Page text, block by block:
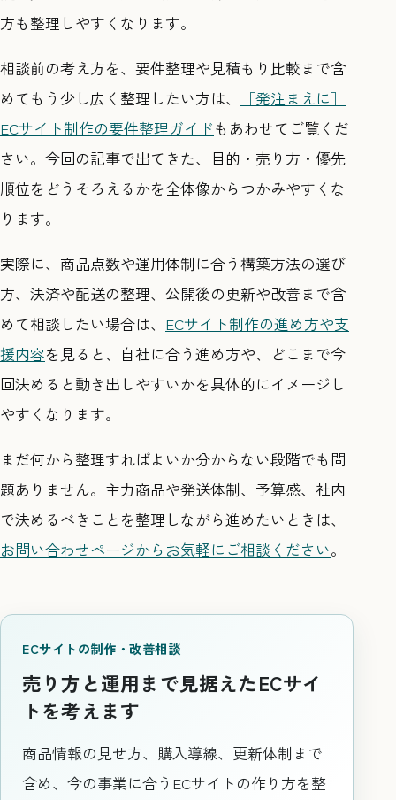
方も整理しやすくなります。
相談前の考え方を、要件整理や見積もり比較まで含
めてもう少し広く整理したい方は、
［発注まえに］
ECサイト制作の要件整理ガイドもあわせてご覧くだ
さい。今回の記事で出てきた、目的・売り方・優先
順位をどうそろえるかを全体像からつかみやすくな
ります。
実際に、商品点数や運用体制に合う構築方法の選び
方、決済や配送の整理、公開後の更新や改善まで含
めて相談したい場合は、 ECサイト制作の進め方や支
援内容を見ると、自社に合う進め方や、どこまで今
回決めると動き出しやすいかを具体的にイメージし
やすくなります。
まだ何から整理すればよいか分からない段階でも問
題ありません。主力商品や発送体制、予算感、社内
で決めるべきことを整理しながら進めたいときは、
お問い合わせページからお気軽にご相談ください。
ECサイトの制作・改善相談
売り方と運用まで見据えたECサイ
トを考えます
商品情報の見せ方、購入導線、更新体制まで
含め、今の事業に合うECサイトの作り方を整